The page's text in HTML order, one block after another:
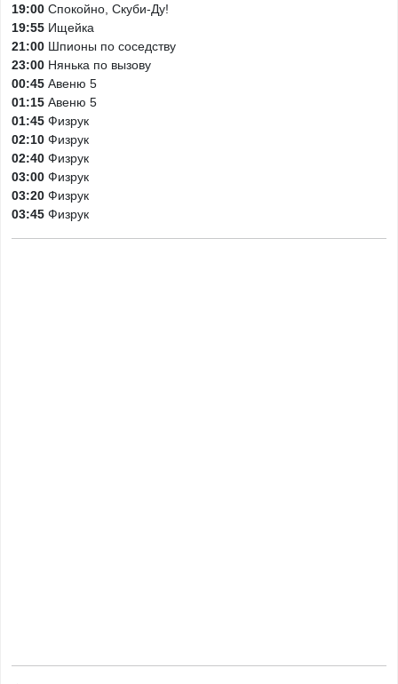
19:00 Спокойно, Скуби-Ду!
19:55 Ищейка
21:00 Шпионы по соседству
23:00 Нянька по вызову
00:45 Авеню 5
01:15 Авеню 5
01:45 Физрук
02:10 Физрук
02:40 Физрук
03:00 Физрук
03:20 Физрук
03:45 Физрук